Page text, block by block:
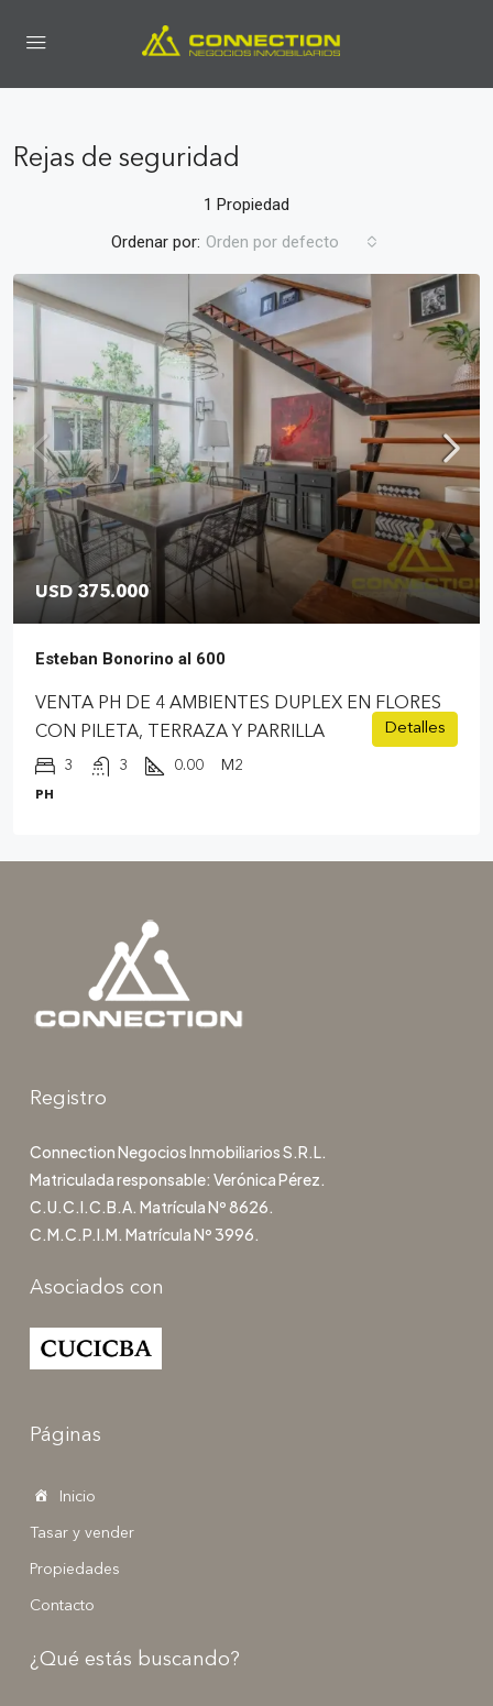
Rejas de seguridad
1 Propiedad
Ordenar por: Orden por defecto
USD 375.000
Esteban Bonorino al 600
VENTA PH DE 4 AMBIENTES DUPLEX EN FLORES
CON PILETA, TERRAZA Y PARRILLA
3 3 0.00 M2
PH
Detalles
Registro
Connection Negocios Inmobiliarios S.R.L.
Matriculada responsable: Verónica Pérez.
C.U.C.I.C.B.A. Matrícula Nº 8626.
C.M.C.P.I.M. Matrícula Nº 3996.
Asociados con
Páginas
Inicio
Tasar y vender
Propiedades
Contacto
¿Qué estás buscando?